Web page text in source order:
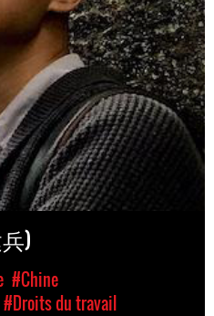
)
#Chine
#Droits du travail